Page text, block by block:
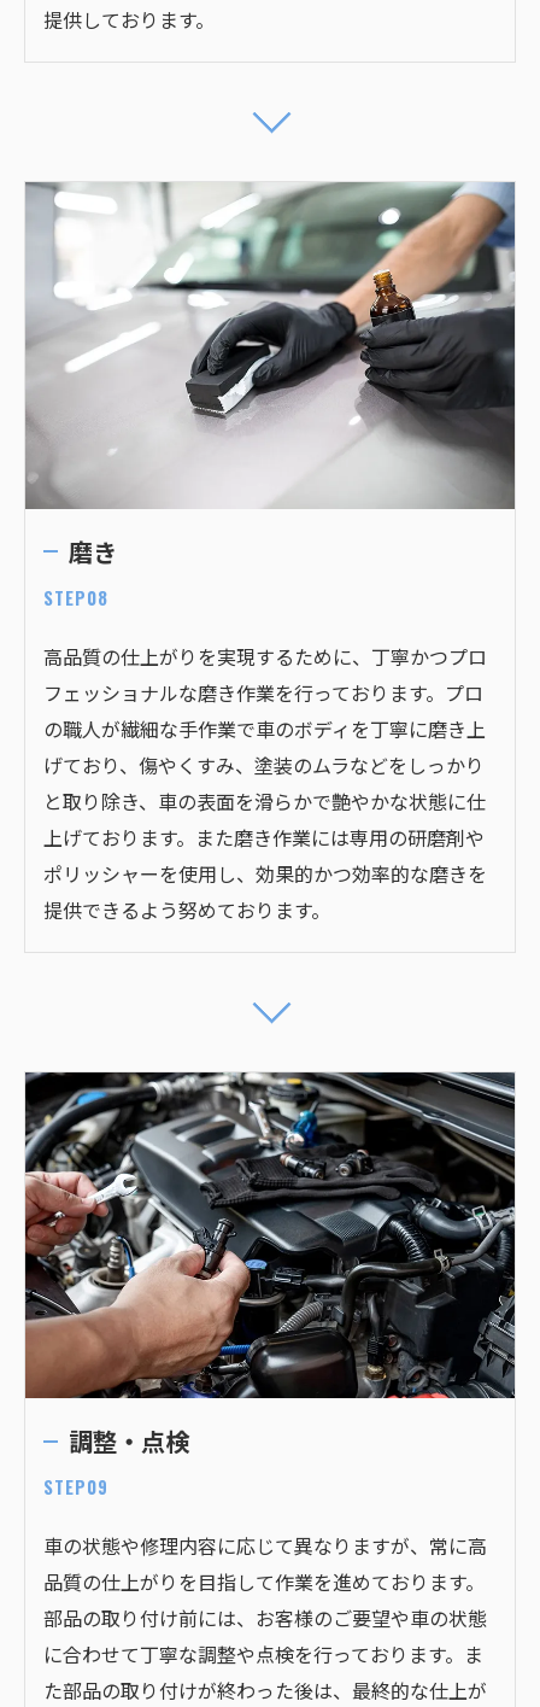
提供しております。
磨き
STEP08
高品質の仕上がりを実現するために、丁寧かつプロ
フェッショナルな磨き作業を行っております。プロ
の職人が繊細な手作業で車のボディを丁寧に磨き上
げており、傷やくすみ、塗装のムラなどをしっかり
と取り除き、車の表面を滑らかで艶やかな状態に仕
上げております。また磨き作業には専用の研磨剤や
ポリッシャーを使用し、効果的かつ効率的な磨きを
提供できるよう努めております。
調整・点検
STEP09
車の状態や修理内容に応じて異なりますが、常に高
品質の仕上がりを目指して作業を進めております。
部品の取り付け前には、お客様のご要望や車の状態
に合わせて丁寧な調整や点検を行っております。ま
た部品の取り付けが終わった後は、最終的な仕上が